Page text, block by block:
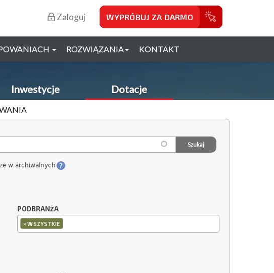
Zaloguj WYPRÓBUJ ZA DARMO
ROZWIĄZANIA KONTAKT
Inwestycje Dotacje
w archiwalnych
PODBRANŻA
×WSZYSTKIE